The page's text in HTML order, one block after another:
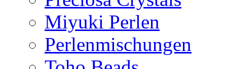
Miyuki Perlen
Perlenmischungen